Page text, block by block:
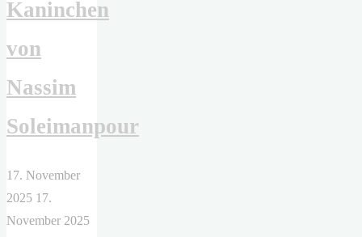
die
Kaninchen
von
Nassim
Soleimanpour
17. November
2025 17.
November 2025